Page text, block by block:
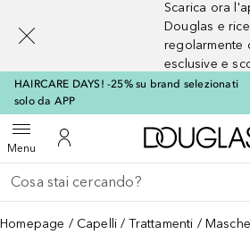
Scarica ora
Douglas e
regolarmente
esclusive e
HAIRCARE DAYS! -25% su brand selezionati
solo da APP
MenuApri menuAl Mio Account
Torna indietro
Esegui ricerca
Homepage Capelli Trattamenti
[navigation.slideout.screenreader]